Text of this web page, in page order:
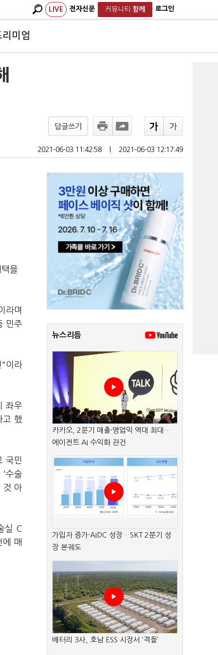
LIVE 전자신문 커뮤니티 함께 로그인
리미엄
답글쓰기
2021-06-03 11:42:58 2021-06-03 12:17:49
을
라며
민주
"이라
좌우
고 했
국민
'수술
것 아
실 C
매
뉴스리듬
카카오, 2분기 매출·영업익 역대 최대…
에이전트 AI 수익화 관건
가입자 증가·AIDC 성장…SKT 2분기 성
장 본궤도
배터리 3사, 호남 ESS 시장서 ‘격돌’